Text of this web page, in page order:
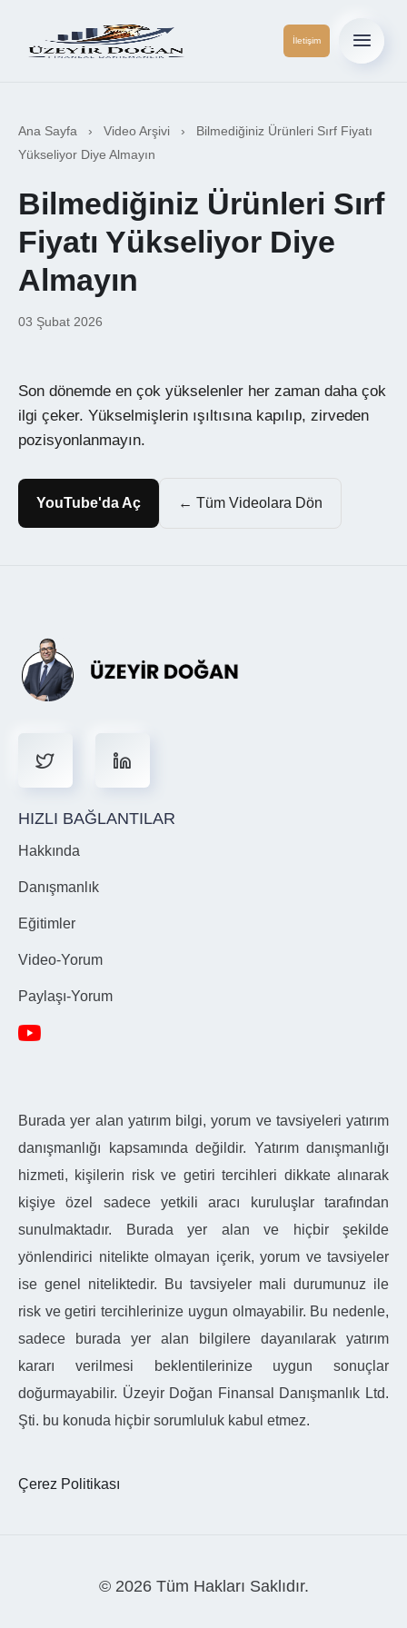
İletişim
Ana Sayfa › Video Arşivi ›
Bilmediğiniz Ürünleri Sırf Fiyatı
Yükseliyor Diye Almayın
Bilmediğiniz Ürünleri Sırf
Fiyatı Yükseliyor Diye
Almayın
03 Şubat 2026
Son dönemde en çok yükselenler her zaman daha çok
ilgi çeker. Yükselmişlerin ışıltısına kapılıp, zirveden
pozisyonlanmayın.
YouTube'da Aç ← Tüm Videolara Dön
HIZLI BAĞLANTILAR
Hakkında
Danışmanlık
Eğitimler
Video-Yorum
Paylaşı-Yorum
Burada yer alan yatırım bilgi, yorum ve tavsiyeleri yatırım
danışmanlığı kapsamında değildir. Yatırım danışmanlığı
hizmeti, kişilerin risk ve getiri tercihleri dikkate alınarak
kişiye özel sadece yetkili aracı kuruluşlar tarafından
sunulmaktadır. Burada yer alan ve hiçbir şekilde
yönlendirici nitelikte olmayan içerik, yorum ve tavsiyeler
ise genel niteliktedir. Bu tavsiyeler mali durumunuz ile
risk ve getiri tercihlerinize uygun olmayabilir. Bu nedenle,
sadece burada yer alan bilgilere dayanılarak yatırım
kararı verilmesi beklentilerinize uygun sonuçlar
doğurmayabilir. Üzeyir Doğan Finansal Danışmanlık Ltd.
Şti. bu konuda hiçbir sorumluluk kabul etmez.
Çerez Politikası
© 2026 Tüm Hakları Saklıdır.